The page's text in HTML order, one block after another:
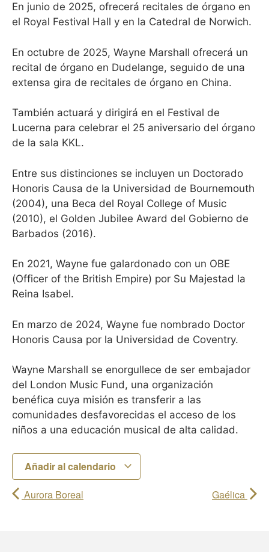
En junio de 2025, ofrecerá recitales de órgano en
el Royal Festival Hall y en la Catedral de Norwich.
En octubre de 2025, Wayne Marshall ofrecerá un
recital de órgano en Dudelange, seguido de una
extensa gira de recitales de órgano en China.
También actuará y dirigirá en el Festival de
Lucerna para celebrar el 25 aniversario del órgano
de la sala KKL.
Entre sus distinciones se incluyen un Doctorado
Honoris Causa de la Universidad de Bournemouth
(2004), una Beca del Royal College of Music
(2010), el Golden Jubilee Award del Gobierno de
Barbados (2016).
En 2021, Wayne fue galardonado con un OBE
(Officer of the British Empire) por Su Majestad la
Reina Isabel.
En marzo de 2024, Wayne fue nombrado Doctor
Honoris Causa por la Universidad de Coventry.
Wayne Marshall se enorgullece de ser embajador
del London Music Fund, una organización
benéfica cuya misión es transferir a las
comunidades desfavorecidas el acceso de los
niños a una educación musical de alta calidad.
Añadir al calendario
Aurora Boreal Gaélica